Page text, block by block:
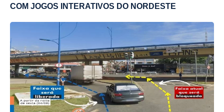
COM JOGOS INTERATIVOS DO NORDESTE